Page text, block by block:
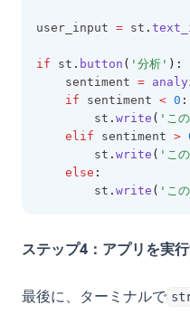
user_input = st .
if st . button ( '分析' ):
    sentiment
=
if sentiment < 0 :
        st
. write ( 'こ
elif sentiment >
        st
. write ( 'こ
else :
        st
. write ( 'こ
ステップ4：アプリを実
最後に、ターミナルで